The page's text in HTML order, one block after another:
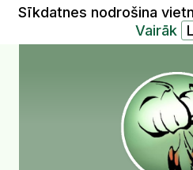
Sīkdatnes nodrošina
Vairāk